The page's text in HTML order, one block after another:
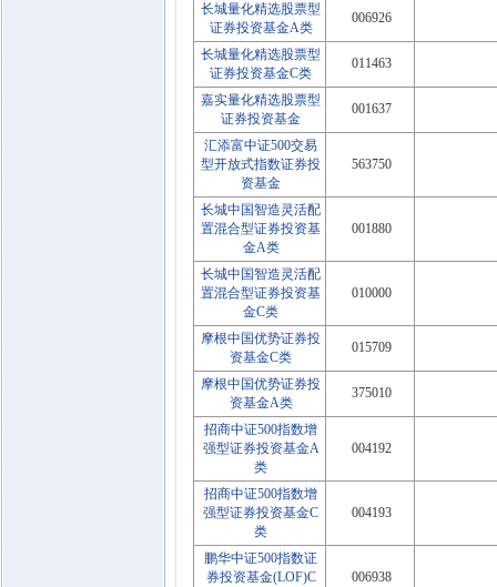
长城量化精选股票型
证券投资基金A类
006926
长城量化精选股票型
证券投资基金C类
011463
嘉实量化精选股票型
证券投资基金
001637
汇添富中证500交易
型开放式指数证券投
资基金
563750
长城中国智造灵活配
置混合型证券投资基
金A类
001880
长城中国智造灵活配
置混合型证券投资基
金C类
010000
摩根中国优势证券投
资基金C类
015709
摩根中国优势证券投
资基金A类
375010
招商中证500指数增
强型证券投资基金A
类
004192
招商中证500指数增
强型证券投资基金C
类
004193
鹏华中证500指数证
券投资基金(LOF)C
006938